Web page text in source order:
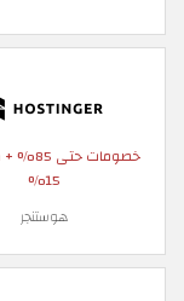
خصومات
15%
هوستنجر